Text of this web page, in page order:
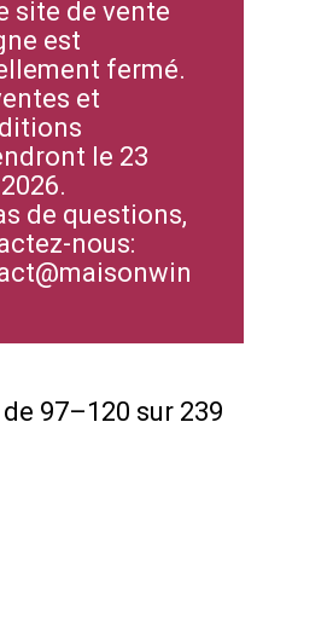
site de vente
est
fermé.
et
le 23
de questions,
nous: